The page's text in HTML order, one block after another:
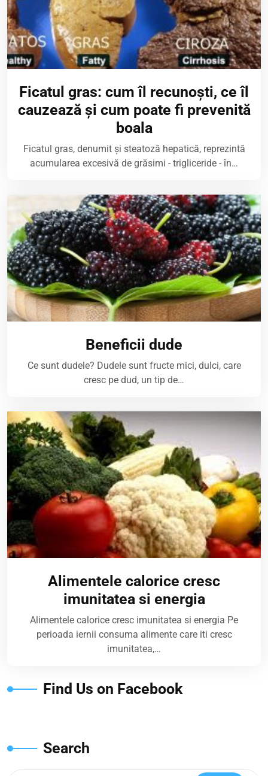
Ficatul gras: cum îl recunoști, ce îl
cauzează și cum poate fi prevenită
boala
Ficatul gras, denumit și steatoză hepatică, reprezintă
acumularea excesivă de grăsimi - trigliceride - în…
Beneficii dude
Ce sunt dudele? Dudele sunt fructe mici, dulci, care
cresc pe dud, un tip de…
Alimentele calorice cresc
imunitatea si energia
Alimentele calorice cresc imunitatea si energia Pe
perioada iernii consuma alimente care iti cresc
imunitatea,…
Find Us on Facebook
Search